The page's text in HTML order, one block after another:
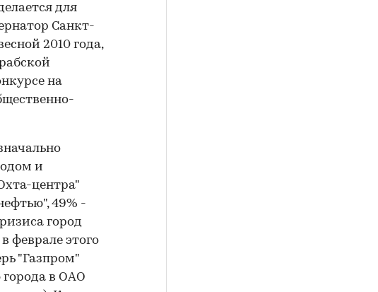
для
Санкт-
2010 года,
на
и
центра"
49% -
город
феврале этого
"Газпром"
города в ОАО